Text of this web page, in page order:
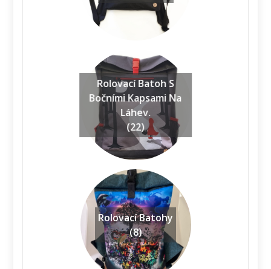
Rolovací Batoh S
Bočními Kapsami Na
Láhev.
(22)
Rolovací Batohy
(8)